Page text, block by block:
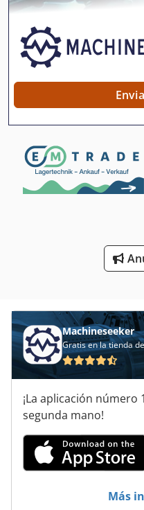
Estante De Carrusel
Estante De La Bandeja
Estante De La Cesta De
Estanterias Para Palets
Estanterías De Acero
Maquina De Bobina
Máquina De Corte De
Ranura Para Cable De
Reciclaje De Cables
Transportador De Cable
Tubos De La Ranura De
Machineseeker
Gratis en la tienda
¡La aplicación
segunda mano!
Más